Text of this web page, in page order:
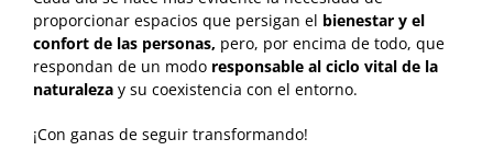
proporcionar espacios que persigan el bienestar y el
confort de las personas, pero, por encima de todo, que
respondan de un modo responsable al ciclo vital de la
naturaleza y su coexistencia con el entorno.
¡Con ganas de seguir transformando!